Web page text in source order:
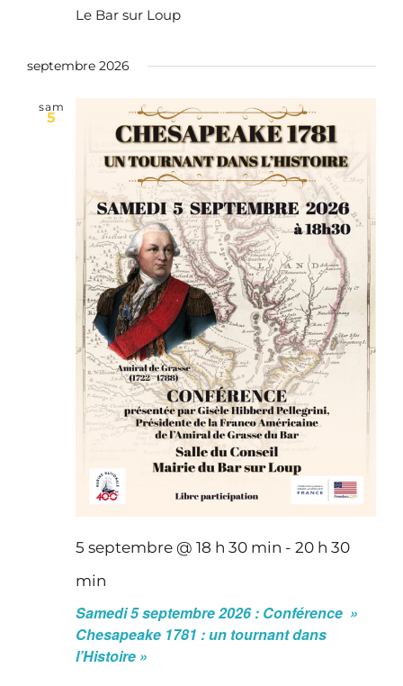
Le Bar sur Loup
septembre 2026
sam
5
5 septembre @ 18 h 30 min - 20 h 30
min
Samedi 5 septembre 2026 : Conférence »
Chesapeake 1781 : un tournant dans
l’Histoire »